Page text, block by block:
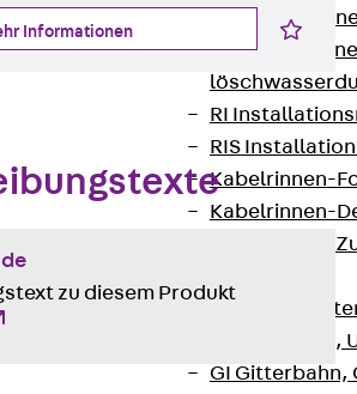
RGS
RGL
RI
RIS
Kabelrinnen-
Kabelrinnen-
Kabelrinnen-
G Gitterbahn,
GI Gitterbahn,
Informationen
zu diesem Produkt